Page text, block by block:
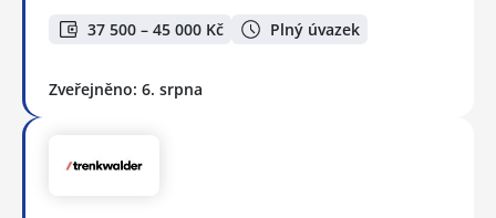
37 500 – 45 000 Kč Plný úvazek
Zveřejněno: 6. srpna